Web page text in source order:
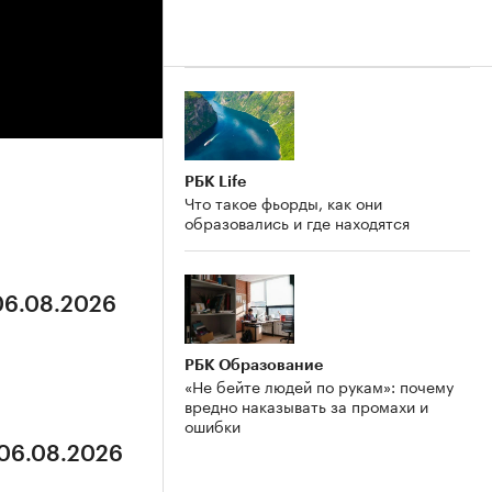
РБК Life
Что такое фьорды, как они
образовались и где находятся
РБК Образование
«Не бейте людей по рукам»: почему
вредно наказывать за промахи и
ошибки